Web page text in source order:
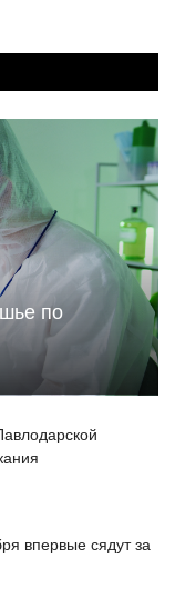
по
впервые сядут за